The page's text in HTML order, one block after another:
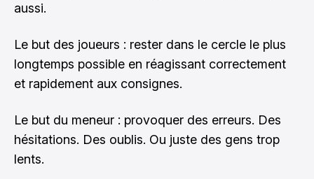
aussi.
Le but des joueurs : rester dans le cercle le plus
longtemps possible en réagissant correctement
et rapidement aux consignes.
Le but du meneur : provoquer des erreurs. Des
hésitations. Des oublis. Ou juste des gens trop
lents.